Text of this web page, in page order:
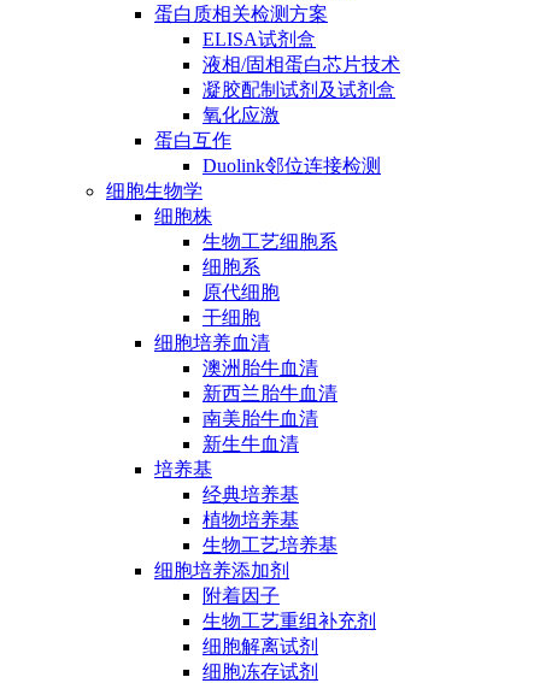
蛋白质相关检测方案
ELISA试剂盒
液相/固相蛋白芯片技术
凝胶配制试剂及试剂盒
氧化应激
蛋白互作
Duolink邻位连接检测
细胞生物学
细胞株
生物工艺细胞系
细胞系
原代细胞
干细胞
细胞培养血清
澳洲胎牛血清
新西兰胎牛血清
南美胎牛血清
新生牛血清
培养基
经典培养基
植物培养基
生物工艺培养基
细胞培养添加剂
附着因子
生物工艺重组补充剂
细胞解离试剂
细胞冻存试剂